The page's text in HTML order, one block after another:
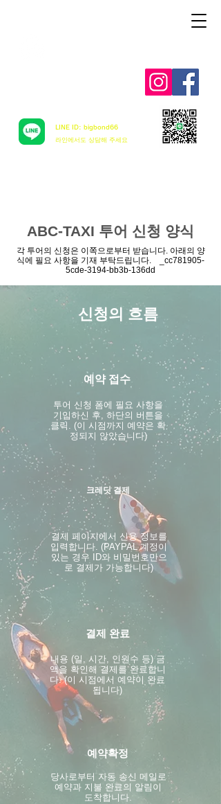
LINE ID: bigbond66
​라인에서도 상담해 주세요
ABC-TAXI 투어 신청 양식
각 투어의 신청은 이쪽으로부터 받습니다. 아래의 양
식에 필요 사항을 기재 부탁드립니다. _cc781905-
5cde-3194-bb3b-136dd
신청의 흐름
예약 접수
투어 신청 폼에 필요 사항을
기입하신 후, 하단의 버튼을
클릭. (이 시점까지 예약은 확
정되지 않았습니다)
크레딧 결제
결제 페이지에서 신용 정보를
입력합니다. (PAYPAL 계정이
있는 경우 ID와 비밀번호만으
로 결제가 가능합니다)
결제 완료
내용 (일, 시간, 인원수 등) 금
액을 확인해 결제를 완료합니
다. (이 시점에서 예약이 완료
됩니다)
예약확정
​당사로부터 자동 송신 메일로
예약과 지불 완료의 알림이
도착합니다.